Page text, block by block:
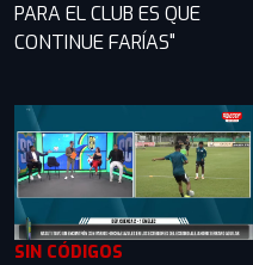
PARA EL CLUB ES QUE
CONTINUE FARÍAS"
SIN CÓDIGOS